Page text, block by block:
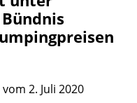
2. Juli 2020